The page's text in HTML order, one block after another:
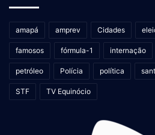
amapá amprev Cidades
famosos fórmula-1 internação
petróleo Polícia política
STF TV Equinócio